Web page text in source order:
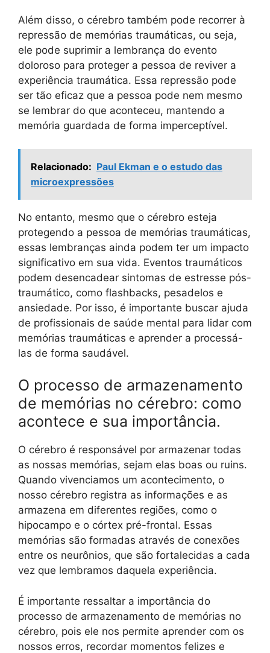
Além disso, o cérebro também pode recorrer à
repressão de memórias traumáticas, ou seja,
ele pode suprimir a lembrança do evento
doloroso para proteger a pessoa de reviver a
experiência traumática. Essa repressão pode
ser tão eficaz que a pessoa pode nem mesmo
se lembrar do que aconteceu, mantendo a
memória guardada de forma imperceptível.
Relacionado: Paul Ekman e o estudo das
microexpressões
No entanto, mesmo que o cérebro esteja
protegendo a pessoa de memórias traumáticas,
essas lembranças ainda podem ter um impacto
significativo em sua vida. Eventos traumáticos
podem desencadear sintomas de estresse pós-
traumático, como flashbacks, pesadelos e
ansiedade. Por isso, é importante buscar ajuda
de profissionais de saúde mental para lidar com
memórias traumáticas e aprender a processá-
las de forma saudável.
O processo de armazenamento
de memórias no cérebro: como
acontece e sua importância.
O cérebro é responsável por armazenar todas
as nossas memórias, sejam elas boas ou ruins.
Quando vivenciamos um acontecimento, o
nosso cérebro registra as informações e as
armazena em diferentes regiões, como o
hipocampo e o córtex pré-frontal. Essas
memórias são formadas através de conexões
entre os neurônios, que são fortalecidas a cada
vez que lembramos daquela experiência.
É importante ressaltar a importância do
processo de armazenamento de memórias no
cérebro, pois ele nos permite aprender com os
nossos erros, recordar momentos felizes e